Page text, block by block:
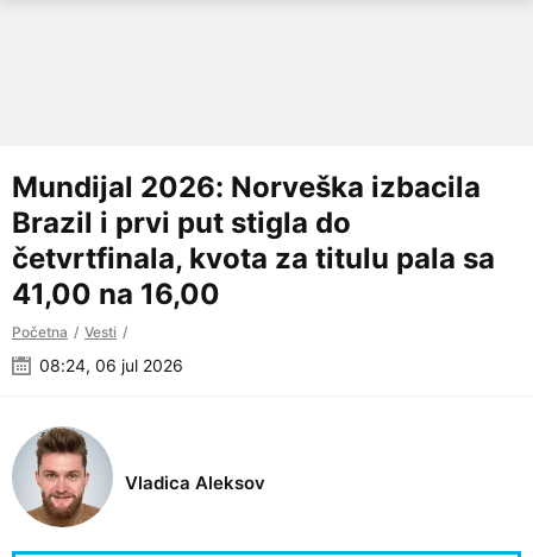
Mundijal 2026: Norveška izbacila
Brazil i prvi put stigla do
četvrtfinala, kvota za titulu pala sa
41,00 na 16,00
Početna Vesti
08:24, 06 jul 2026
Vladica Aleksov